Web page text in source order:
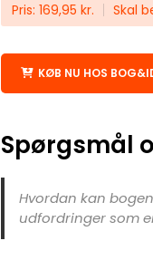
Pris: 169,95 kr.
Skal
KØB NU HOS
Spørgsmål
Hvordan kan
udfordringer som